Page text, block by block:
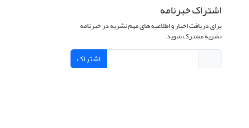
اشتراک خبرنامه
برای دریافت اخبار و اطلاعیه های مهم نشریه در خبرنامه
نشریه مشترک شوید.
اشتراک